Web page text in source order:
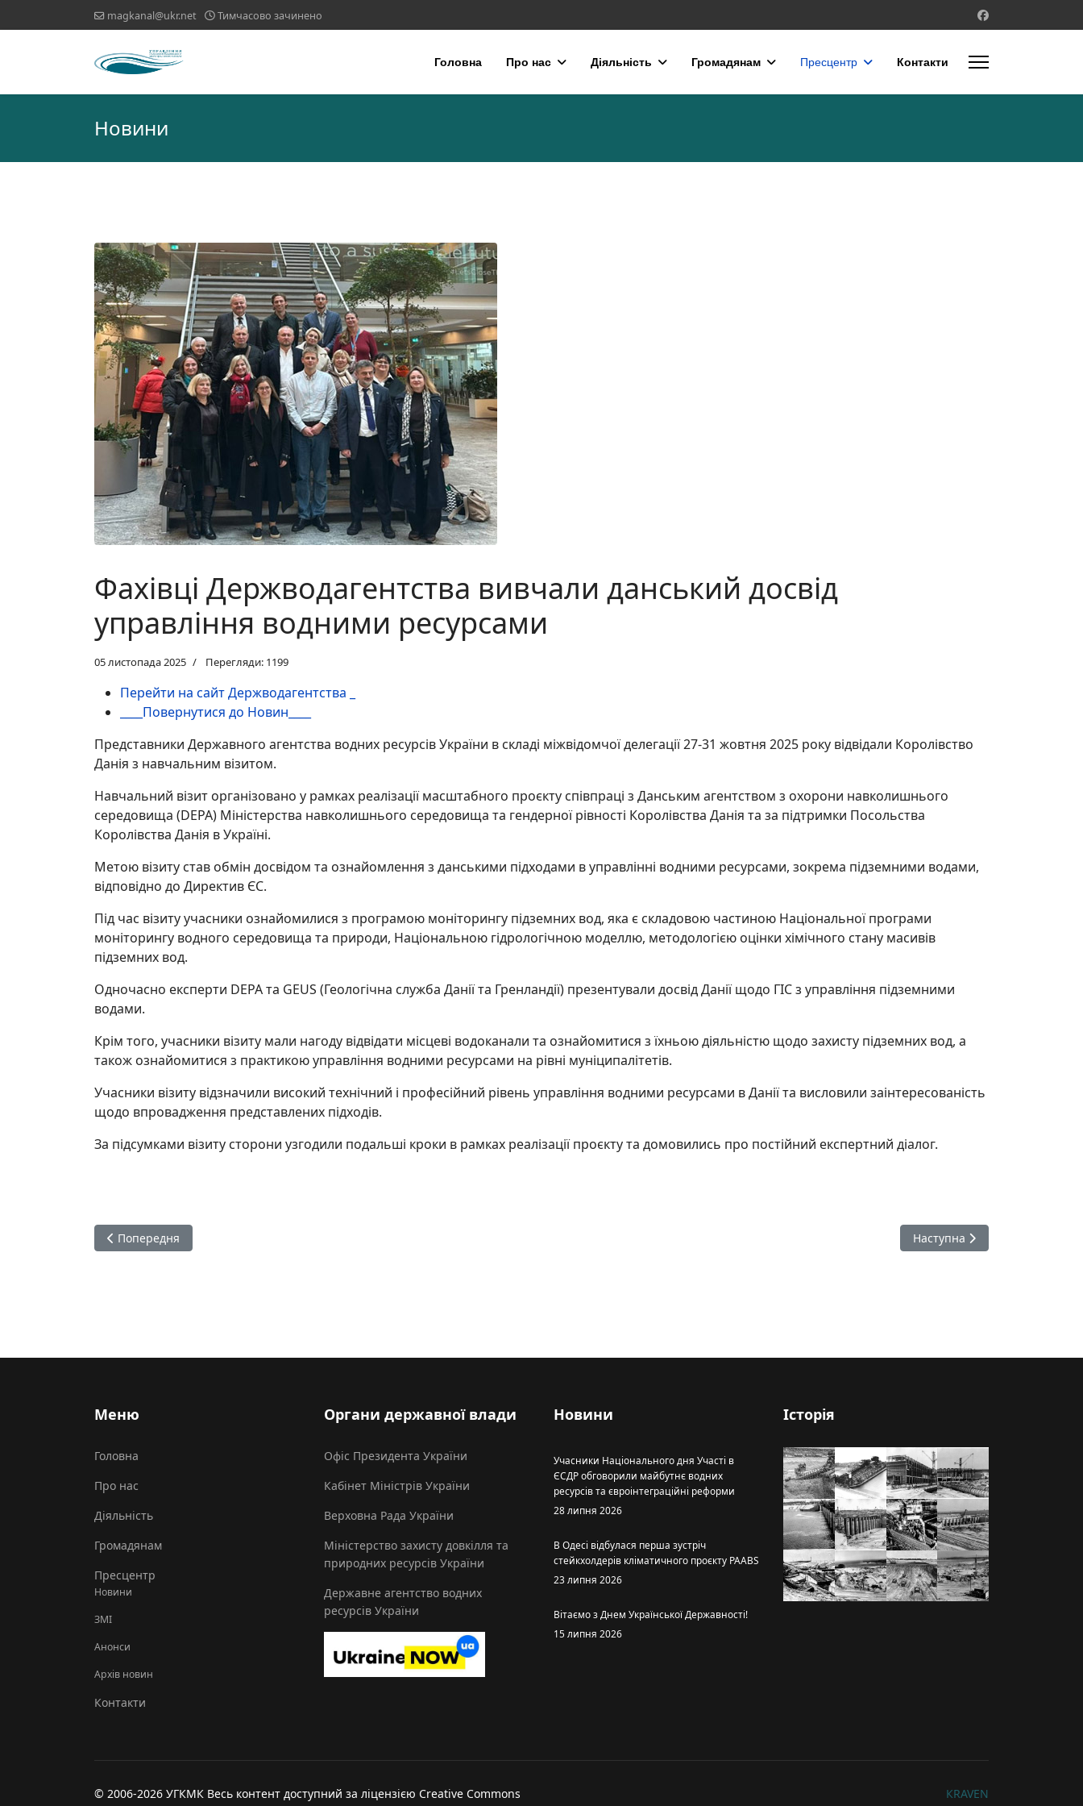
magkanal@ukr.net Тимчасово зачинено
Головна Про нас Діяльність Громадянам Пресцентр Контакти
Новини
Фахівці Держводагентства вивчали данський досвід
управління водними ресурсами
05 листопада 2025 Перегляди: 1199
Перейти на сайт Держводагентства _
____Повернутися до Новин____
Представники Державного агентства водних ресурсів України в складі міжвідомчої делегації 27-31 жовтня 2025 року відвідали Королівство
Данія з навчальним візитом.
Навчальний візит організовано у рамках реалізації масштабного проєкту співпраці з Данським агентством з охорони навколишнього
середовища (DEPA) Міністерства навколишнього середовища та гендерної рівності Королівства Данія та за підтримки Посольства
Королівства Данія в Україні.
Метою візиту став обмін досвідом та ознайомлення з данськими підходами в управлінні водними ресурсами, зокрема підземними водами,
відповідно до Директив ЄC.
Під час візиту учасники ознайомилися з програмою моніторингу підземних вод, яка є складовою частиною Національної програми
моніторингу водного середовища та природи, Національною гідрологічною моделлю, методологією оцінки хімічного стану масивів
підземних вод.
Одночасно експерти DEPA та GEUS (Геологічна служба Данії та Гренландії) презентували досвід Данії щодо ГІС з управління підземними
водами.
Крім того, учасники візиту мали нагоду відвідати місцеві водоканали та ознайомитися з їхньою діяльністю щодо захисту підземних вод, а
також ознайомитися з практикою управління водними ресурсами на рівні муніципалітетів.
Учасники візиту відзначили високий технічний і професійний рівень управління водними ресурсами в Данії та висловили заінтересованість
щодо впровадження представлених підходів.
За підсумками візиту сторони узгодили подальші кроки в рамках реалізації проєкту та домовились про постійний експертний діалог.
Попередня стаття: Україна взяла участь у 7-й сесії Наради Сторін Протоколу про воду та здоров'я
Попередня Наступна стаття: Фахівці
Наступна
Меню
Головна
Про нас
Діяльність
Громадянам
Пресцентр
Новини
ЗМІ
Анонси
Архів новин
Контакти
Органи державної влади
Офіс Президента України
Кабінет Міністрів України
Верховна Рада України
Міністерство захисту довкілля та
природних ресурсів України
Державне агентство водних
ресурсів України
Новини
Учасники Національного дня Участі в
ЄСДР обговорили майбутнє водних
ресурсів та євроінтеграційні реформи
28 липня 2026
В Одесі відбулася перша зустріч
стейкхолдерів кліматичного проєкту PAABS
23 липня 2026
Вітаємо з Днем Української Державності!
15 липня 2026
Історія
© 2006-2026 УГКМК Весь контент доступний за ліцензією Creative Commons
КRAVEN